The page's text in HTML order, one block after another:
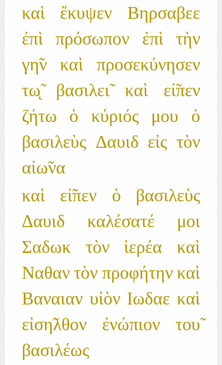
καὶ ἔκυψεν Βηρσαβεε
ἐπὶ πρόσωπον ἐπὶ τὴν
γη̃ν καὶ προσεκύνησεν
τω̨̃ βασιλει̃ καὶ εἰ̃πεν
ζήτω ὁ κύριός μου ὁ
βασιλεὺς Δαυιδ εἰς τὸν
αἰω̃να
καὶ εἰ̃πεν ὁ βασιλεὺς
Δαυιδ καλέσατέ μοι
Σαδωκ τὸν ἱερέα καὶ
Ναθαν τὸν προφήτην καὶ
Βαναιαν υἱὸν Ιωδαε καὶ
εἰση̃λθον ἐνώπιον του̃
βασιλέως